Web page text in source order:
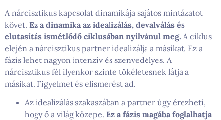
A nárcisztikus kapcsolat dinamikája sajátos mintázatot
követ. Ez a dinamika az idealizálás, devalválás és
elutasítás ismétlődő ciklusában nyilvánul meg. A ciklus
elején a nárcisztikus partner idealizálja a másikat. Ez a
fázis lehet nagyon intenzív és szenvedélyes. A
nárcisztikus fél ilyenkor szinte tökéletesnek látja a
másikat. Figyelmet és elismerést ad.
Az idealizálás szakaszában a partner úgy érezheti,
hogy ő a világ közepe. Ez a fázis magába foglalhatja